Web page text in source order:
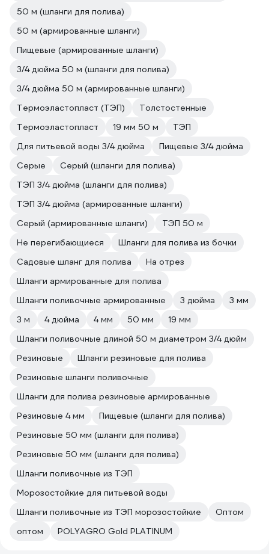
50 м (шланги для полива)
50 м (армированные шланги)
Пищевые (армированные шланги)
3/4 дюйма 50 м (шланги для полива)
3/4 дюйма 50 м (армированные шланги)
Термоэластопласт (ТЭП)
Толстостенные
Термоэластопласт
19 мм 50 м
ТЭП
Для питьевой воды 3/4 дюйма
Пищевые 3/4 дюйма
Серые
Серый (шланги для полива)
ТЭП 3/4 дюйма (шланги для полива)
ТЭП 3/4 дюйма (армированные шланги)
Серый (армированные шланги)
ТЭП 50 м
Не перегибающиеся
Шланги для полива из бочки
Садовые шланг для полива
На отрез
Шланги армированные для полива
Шланги поливочные армированные
3 дюйма
3 мм
3 м
4 дюйма 4 мм 50 мм
19 мм
Шланги поливочные длиной 50 м диаметром 3/4 дюйм
Резиновые
Шланги резиновые для полива
Резиновые шланги поливочные
Шланги для полива резиновые армированные
Резиновые 4 мм
Пищевые (шланги для полива)
Резиновые 50 мм (шланги для полива)
Резиновые 50 мм (шланги для полива)
Шланги поливочные из ТЭП
Морозостойкие для питьевой воды
Шланги поливочные из ТЭП морозостойкие
Оптом
оптом
POLYAGRO Gold PLATINUM